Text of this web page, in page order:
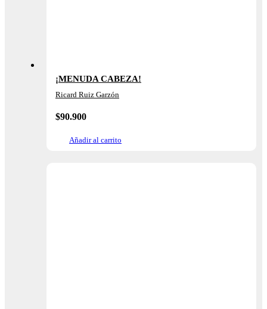
¡MENUDA CABEZA!
Ricard Ruiz Garzón
$90.900
Añadir al carrito